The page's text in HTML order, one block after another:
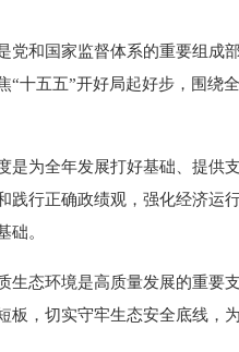
党和国家监督体系的重要组成
“十五五”开好局起好步，围绕
是为全年发展打好基础、提供
践行正确政绩观，强化经济运
础。
生态环境是高质量发展的重要
板，切实守牢生态安全底线，